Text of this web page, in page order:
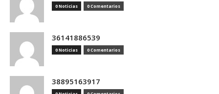
0 Noticias 0 Comentarios
36141886539
0 Noticias 0 Comentarios
38895163917